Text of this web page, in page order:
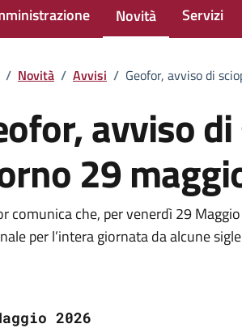
Novità Servizi
/ Novità / Avvisi / Geofor, avviso di
avviso
29
della
comunica che, per venerdì 29
per l’intera giornata da alcune
2026